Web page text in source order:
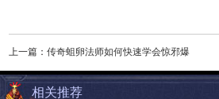
上一篇： 传奇蛆卵法师如何快速学会惊邪爆
相关推荐